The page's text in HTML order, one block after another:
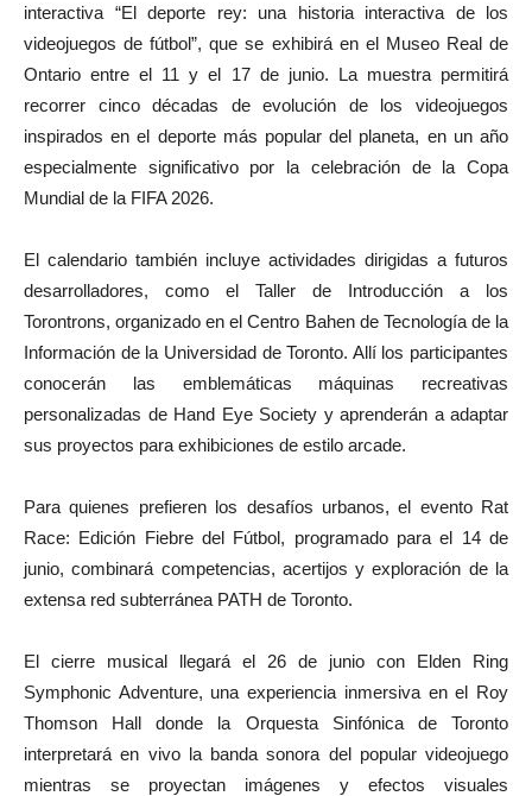
interactiva “El deporte rey: una historia interactiva de los
videojuegos de fútbol”, que se exhibirá en el Museo Real de
Ontario entre el 11 y el 17 de junio. La muestra permitirá
recorrer cinco décadas de evolución de los videojuegos
inspirados en el deporte más popular del planeta, en un año
especialmente significativo por la celebración de la Copa
Mundial de la FIFA 2026.
El calendario también incluye actividades dirigidas a futuros
desarrolladores, como el Taller de Introducción a los
Torontrons, organizado en el Centro Bahen de Tecnología de la
Información de la Universidad de Toronto. Allí los participantes
conocerán las emblemáticas máquinas recreativas
personalizadas de Hand Eye Society y aprenderán a adaptar
sus proyectos para exhibiciones de estilo arcade.
Para quienes prefieren los desafíos urbanos, el evento Rat
Race: Edición Fiebre del Fútbol, programado para el 14 de
junio, combinará competencias, acertijos y exploración de la
extensa red subterránea PATH de Toronto.
El cierre musical llegará el 26 de junio con Elden Ring
Symphonic Adventure, una experiencia inmersiva en el Roy
Thomson Hall donde la Orquesta Sinfónica de Toronto
interpretará en vivo la banda sonora del popular videojuego
mientras se proyectan imágenes y efectos visuales